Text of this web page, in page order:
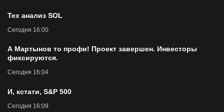
Тех анализ SOL
Сегодня 16:00
А Мартынов то профи! Проект завершен. Инвесторы
фиксируются.
Сегодня 16:04
И, кстати, S&P 500
Сегодня 16:09